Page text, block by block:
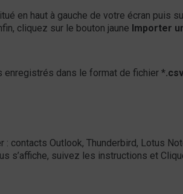
en haut à gauche de votre écran puis
cliquez sur le bouton jaune Importer
dans le format de fichier *.csv
contacts Outlook, Thunderbird, Lotus
s’affiche, suivez les instructions et